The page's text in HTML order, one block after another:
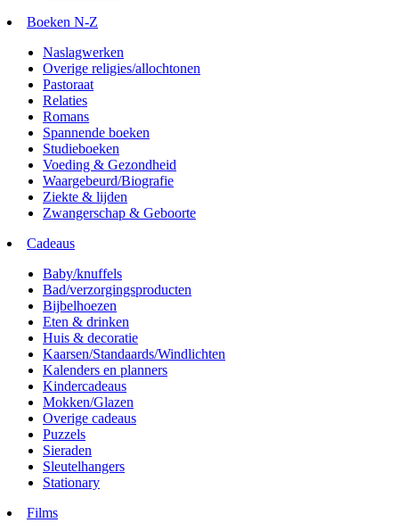
Boeken N-Z
Naslagwerken
Overige religies/allochtonen
Pastoraat
Relaties
Romans
Spannende boeken
Studieboeken
Voeding & Gezondheid
Waargebeurd/Biografie
Ziekte & lijden
Zwangerschap & Geboorte
Cadeaus
Baby/knuffels
Bad/verzorgingsproducten
Bijbelhoezen
Eten & drinken
Huis & decoratie
Kaarsen/Standaards/Windlichten
Kalenders en planners
Kindercadeaus
Mokken/Glazen
Overige cadeaus
Puzzels
Sieraden
Sleutelhangers
Stationary
Films